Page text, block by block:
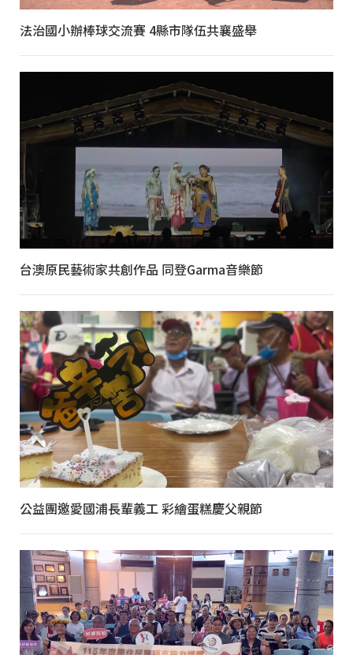
法治國小辦棒球交流賽 4縣市隊伍共襄盛舉
台澳原民藝術家共創作品 同登Garma音樂節
公益團邀愛國浦長輩義工 彩繪蛋糕慶父親節